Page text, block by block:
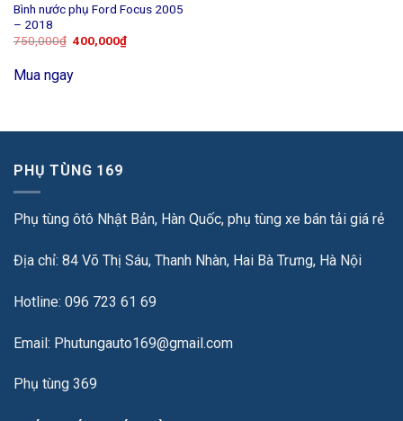
Bình nước phụ Ford Focus 2005
– 2018
750,000₫ 400,000₫
Mua ngay
PHỤ TÙNG 169
Phụ tùng ôtô Nhật Bản, Hàn Quốc, phụ tùng xe bán tải giá rẻ
Địa chỉ: 84 Võ Thị Sáu, Thanh Nhàn, Hai Bà Trưng, Hà Nội
Hotline: 096 723 61 69
Email: Phutungauto169@gmail.com
Phụ tùng 369